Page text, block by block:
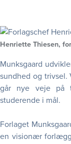
Henriette Thiesen,
Munksgaard
sundhed og trivsel.
går nye veje på
studerende i mål.
Forlaget
en visionær